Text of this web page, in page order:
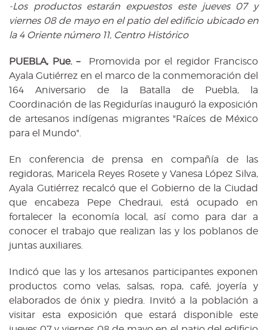
-Los productos estarán expuestos este jueves 07 y
viernes 08 de mayo en el patio del edificio ubicado en
la 4 Oriente número 11, Centro Histórico
PUEBLA, Pue. –Promovida por el regidor Francisco
Ayala Gutiérrez en el marco de la conmemoración del
164 Aniversario de la Batalla de Puebla, la
Coordinación de las Regidurías inauguró la exposición
de artesanos indígenas migrantes "Raíces de México
para el Mundo".
En conferencia de prensa en compañía de las
regidoras, Maricela Reyes Rosete y Vanesa López Silva,
Ayala Gutiérrez recalcó que el Gobierno de la Ciudad
que encabeza Pepe Chedraui, está ocupado en
fortalecer la economía local, así como para dar a
conocer el trabajo que realizan las y los poblanos de
juntas auxiliares.
Indicó que las y los artesanos participantes exponen
productos como velas, salsas, ropa, café, joyería y
elaborados de ónix y piedra. Invitó a la población a
visitar esta exposición que estará disponible este